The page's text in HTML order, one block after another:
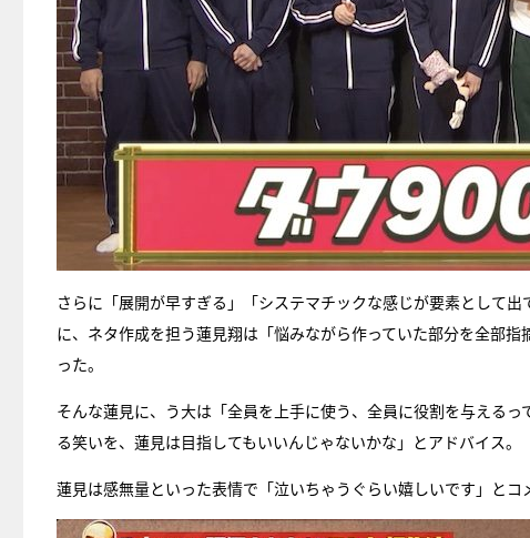
さらに「展開が早すぎる」「システマチックな感じが要素として
に、ネタ作成を担う蓮見翔は「悩みながら作っていた部分を全部
った。
そんな蓮見に、う大は「全員を上手に使う、全員に役割を与える
る笑いを、蓮見は目指してもいいんじゃないかな」とアドバイス。
蓮見は感無量といった表情で「泣いちゃうぐらい嬉しいです」とコ